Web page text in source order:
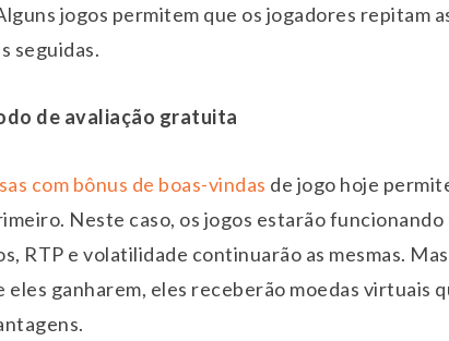
jogos permitem que os jogadores repitam
seguidas.
de avaliação gratuita
com bônus de boas-vindas de jogo hoje
Neste caso, os jogos estarão funcionando
RTP e volatilidade continuarão as mesmas.
ganharem, eles receberão moedas virtuais